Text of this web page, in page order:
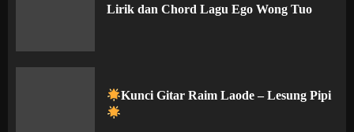
Lirik dan Chord Lagu Ego Wong Tuo
Kunci Gitar Raim Laode – Lesung Pipi